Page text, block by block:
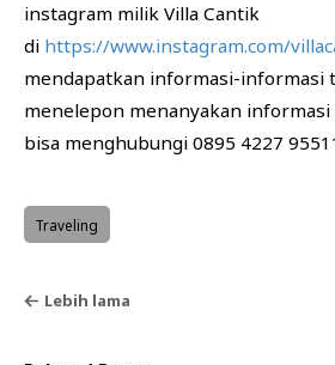
instagram milik Villa Cantik
di https://www.instagram.com/
mendapatkan informasi-informasi
menelepon menanyakan
bisa menghubungi 0895 4227
Traveling
Lebih lama